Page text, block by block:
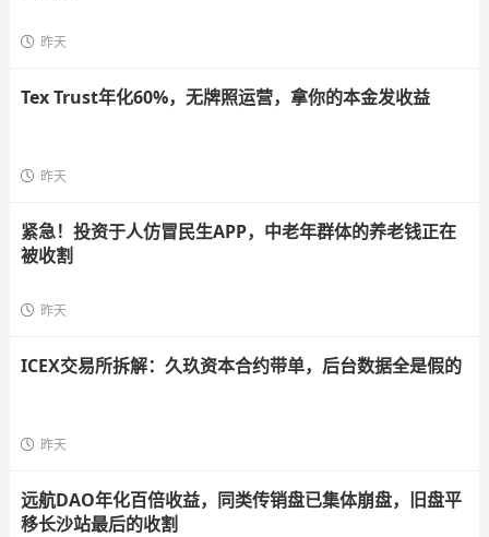
昨天
Tex Trust年化60%，无牌照运营，拿你的本金发收益
昨天
紧急！投资于人仿冒民生APP，中老年群体的养老钱正在
被收割
昨天
ICEX交易所拆解：久玖资本合约带单，后台数据全是假的
昨天
远航DAO年化百倍收益，同类传销盘已集体崩盘，旧盘平
移长沙站最后的收割